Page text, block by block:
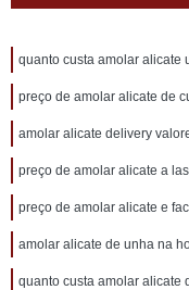
quanto custa amolar alicate
preço de amolar alicate de
amolar alicate delivery
preço de amolar alicate a
preço de amolar alicate e
amolar alicate de unha na
quanto custa amolar alicate